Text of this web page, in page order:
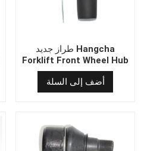
طراز جديد Hangcha
Forklift Front Wheel Hub
Screw 25de-21-11W
أضف إلى السلة